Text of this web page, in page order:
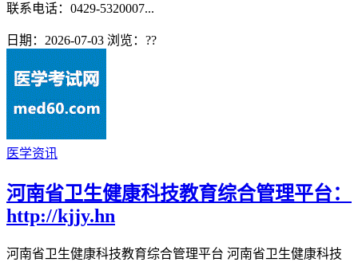
联系电话：0429-5320007...
日期：2026-07-03 浏览： ??
医学资讯
河南省卫生健康科技教育综合管理平台：
http://kjjy.hn
河南省卫生健康科技教育综合管理平台 河南省卫生健康科技